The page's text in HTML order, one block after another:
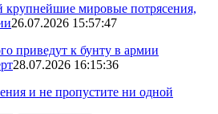
крупнейшие мировые потрясения,
26.07.2026 15:57:47
приведут к бунту в армии
28.07.2026 16:15:36
и не пропустите ни одной